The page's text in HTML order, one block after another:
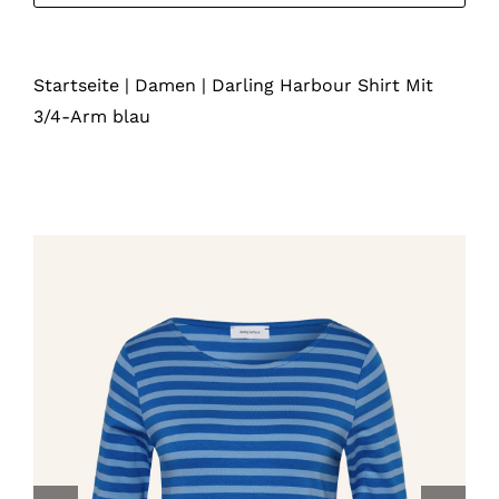
Startseite| Damen | Darling Harbour Shirt Mit
3/4-Arm blau